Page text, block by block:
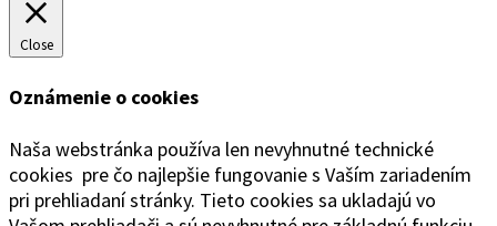
Close
Oznámenie o cookies
Naša webstránka používa len nevyhnutné technické
cookies pre čo najlepšie fungovanie s Vaším zariadením
pri prehliadaní stránky. Tieto cookies sa ukladajú vo